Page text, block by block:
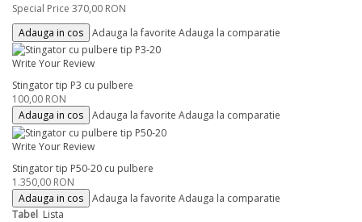
Special Price 370,00 RON
Adauga in cos
Adauga la favorite Adauga la comparatie
Write Your Review
Stingator tip P3 cu pulbere
100,00 RON
Adauga in cos
Adauga la favorite Adauga la comparatie
Write Your Review
Stingator tip P50-20 cu pulbere
1.350,00 RON
Adauga in cos
Adauga la favorite Adauga la comparatie
Tabel Lista